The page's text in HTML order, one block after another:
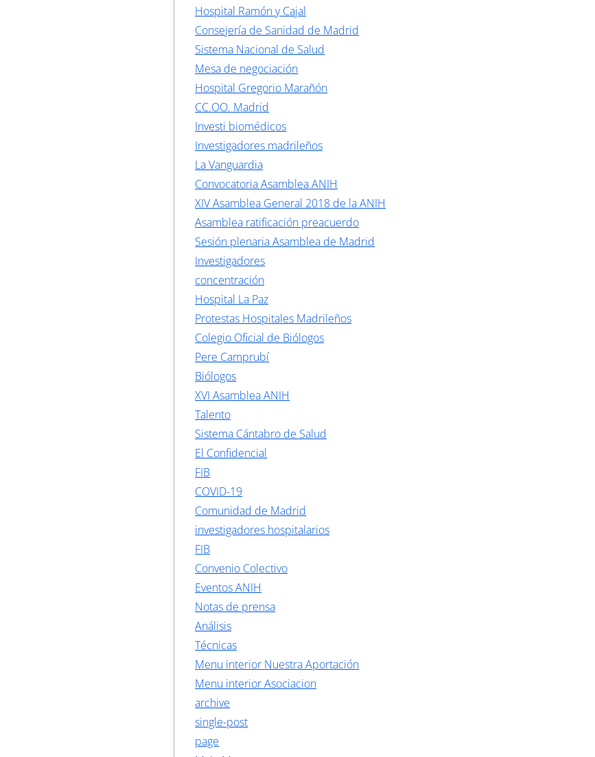
Hospital Ramón y Cajal
Consejería de Sanidad de Madrid
Sistema Nacional de Salud
Mesa de negociación
Hospital Gregorio Marañón
CC.OO. Madrid
Investi biomédicos
Investigadores madrileños
La Vanguardia
Convocatoria Asamblea ANIH
XIV Asamblea General 2018 de la ANIH
Asamblea ratificación preacuerdo
Sesión plenaria Asamblea de Madrid
Investigadores
concentración
Hospital La Paz
Protestas Hospitales Madrileños
Colegio Oficial de Biólogos
Pere Camprubí
Biólogos
XVI Asamblea ANIH
Talento
Sistema Cántabro de Salud
El Confidencial
FIB
COVID-19
Comunidad de Madrid
investigadores hospitalarios
FIB
Convenio Colectivo
Eventos ANIH
Notas de prensa
Análisis
Técnicas
Menu interior Nuestra Aportación
Menu interior Asociacion
archive
single-post
page